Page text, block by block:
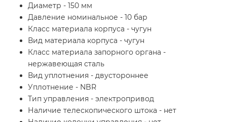
Диаметр - 150 мм
Давление номинальное - 10 бар
Класс материала корпуса - чугун
Вид материала корпуса - чугун
Класс материала запорного органа -
нержавеющая сталь
Вид уплотнения - двустороннее
Уплотнение - NBR
Тип управления - электропривод
Наличие телескопического штока - нет